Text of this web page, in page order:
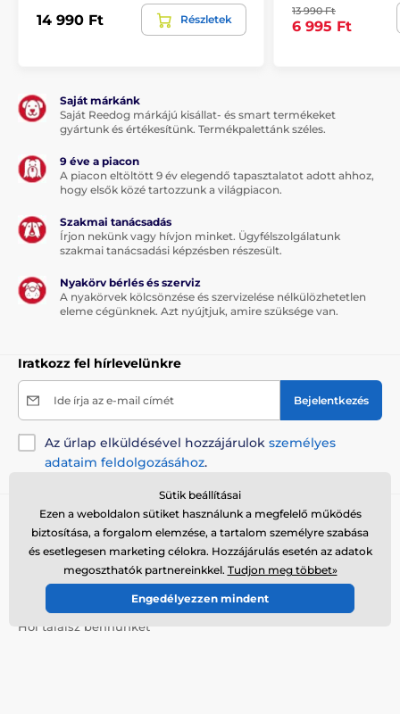
14 990 Ft Részletek
13 990 Ft
6 995 Ft
Saját márkánk
Saját Reedog márkájú kisállat- és smart termékeket
gyártunk és értékesítünk. Termékpalettánk széles.
9 éve a piacon
A piacon eltöltött 9 év elegendő tapasztalatot adott ahhoz,
hogy elsők közé tartozzunk a világpiacon.
Szakmai tanácsadás
Írjon nekünk vagy hívjon minket. Ügyfélszolgálatunk
szakmai tanácsadási képzésben részesült.
Nyakörv bérlés és szerviz
A nyakörvek kölcsönzése és szervizelése nélkülözhetetlen
eleme cégünknek. Azt nyújtjuk, amire szüksége van.
Iratkozz fel hírlevelünkre
Ide írja az e-mail címét Bejelentkezés
Az űrlap elküldésével hozzájárulok személyes
adataim feldolgozásához.
Tanácsra van szükséged? online
Az ügyfélszolgálat elérhető
+36 21 300 7514
info@elektro-nyakorvek.hu
Hol találsz bennünket
Sütik beállításai
Ezen a weboldalon sütiket használunk a megfelelő működés
biztosítása, a forgalom elemzése, a tartalom személyre szabása
és esetlegesen marketing célokra. Hozzájárulás esetén az adatok
megoszthatók partnereinkkel. Tudjon meg többet»
Engedélyezzen mindent